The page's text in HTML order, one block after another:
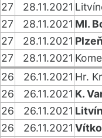
27
28.11.2021
27
28.11.2021 Ml.
27
28.11.2021 Plzeň
27
28.11.2021
26
26.11.2021 Hr.
26
26.11.2021 K.
26
26.11.2021
26
26.11.2021